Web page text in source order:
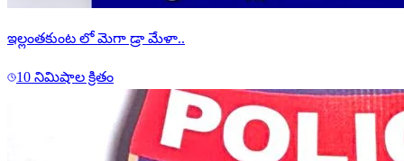
ఇల్లంతకుంట లో మెగా డ్రా మేళా..
10 నిమిషాల క్రితం